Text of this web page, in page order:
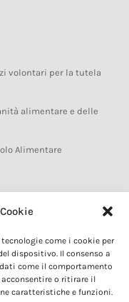
come i cookie per
dispositivo. Il consenso a
come il comportamento
o ritirare il
caratteristiche e funzioni.
volontari per la tutela
alimentare e delle
Alimentare